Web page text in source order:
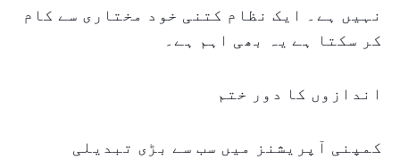
نہیں ہے۔ ایک نظام کتنی خود مختاری سے کام
کر سکتا ہے یہ بھی اہم ہے۔
اندازوں کا دور ختم
کمپنی آپریشنز میں سب سے بڑی تبدیلی